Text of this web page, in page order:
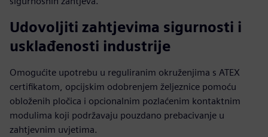
Udovoljiti zahtjevima sigurnosti i
usklađenosti industrije
Omogućite upotrebu u reguliranim okruženjima s ATEX
certifikatom, opcijskim odobrenjem željeznice pomoću
obloženih pločica i opcionalnim pozlaćenim kontaktnim
modulima koji podržavaju pouzdano prebacivanje u
zahtjevnim uvjetima.